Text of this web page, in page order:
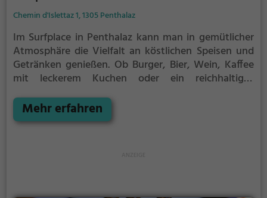
Chemin d'Islettaz 1, 1305 Penthalaz
Im Surfplace in Penthalaz kann man in gemütlicher
Atmosphäre die Vielfalt an köstlichen Speisen und
Getränken genießen. Ob Burger, Bier, Wein, Kaffee
mit leckerem Kuchen oder ein reichhaltiges
große Auswahl an erfrischenden Cocktails, die den
Abend perfekt abrunden. Tauche ein in die
Mehr erfahren